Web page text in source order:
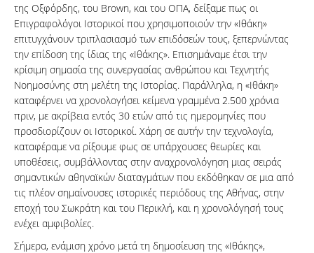
της Οξφόρδης, του Brown, και του ΟΠΑ, δείξαμε πως οι
Επιγραφολόγοι Ιστορικοί που χρησιμοποιούν την «Ιθάκη»
επιτυγχάνουν τριπλασιασμό των επιδόσεών τους, ξεπερνώντας
την επίδοση της ίδιας της «Ιθάκης». Επισημάναμε έτσι την
κρίσιμη σημασία της συνεργασίας ανθρώπου και Τεχνητής
Νοημοσύνης στη μελέτη της Ιστορίας. Παράλληλα, η «Ιθάκη»
καταφέρνει να χρονολογήσει κείμενα γραμμένα 2.500 χρόνια
πριν, με ακρίβεια εντός 30 ετών από τις ημερομηνίες που
προσδιορίζουν οι Ιστορικοί. Χάρη σε αυτήν την τεχνολογία,
καταφέραμε να ρίξουμε φως σε υπάρχουσες θεωρίες και
υποθέσεις, συμβάλλοντας στην αναχρονολόγηση μιας σειράς
σημαντικών αθηναϊκών διαταγμάτων που εκδόθηκαν σε μια από
τις πλέον σημαίνουσες ιστορικές περιόδους της Αθήνας, στην
εποχή του Σωκράτη και του Περικλή, και η χρονολόγησή τους
ενέχει αμφιβολίες.
Σήμερα, ενάμιση χρόνο μετά τη δημοσίευση της «Ιθάκης»,